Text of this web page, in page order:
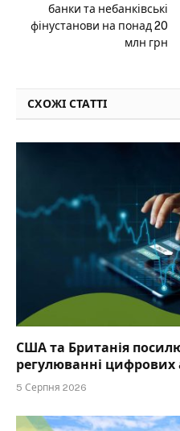
банки та небанківські
фінустанови на понад 20
млн грн
СХОЖІ СТАТТІ
США та Британія
регулюванні цифрових
5 Серпня 2026